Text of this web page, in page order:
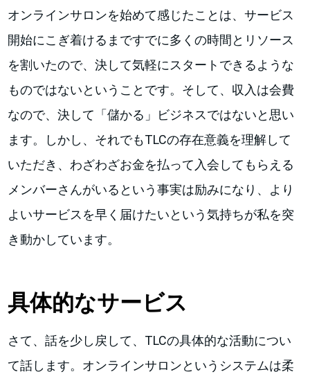
オンラインサロンを始めて感じたことは、サービス
開始にこぎ着けるまですでに多くの時間とリソース
を割いたので、決して気軽にスタートできるような
ものではないということです。そして、収入は会費
なので、決して「儲かる」ビジネスではないと思い
ます。しかし、それでもTLCの存在意義を理解して
いただき、わざわざお金を払って入会してもらえる
メンバーさんがいるという事実は励みになり、より
よいサービスを早く届けたいという気持ちが私を突
き動かしています。
具体的なサービス
さて、話を少し戻して、TLCの具体的な活動につい
て話します。オンラインサロンというシステムは柔